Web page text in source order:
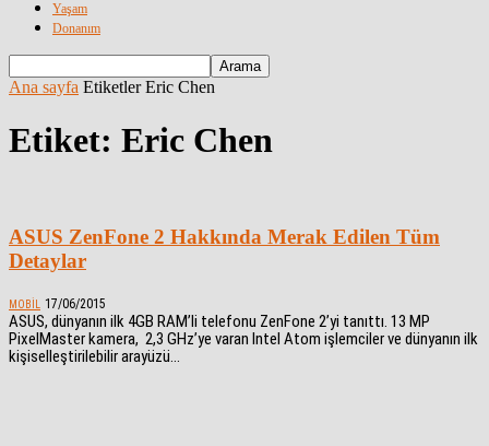
Yaşam
Donanım
Ana sayfa Etiketler Eric Chen
Etiket: Eric Chen
ASUS ZenFone 2 Hakkında Merak Edilen Tüm
Detaylar
MOBIL 17/06/2015
ASUS, dünyanın ilk 4GB RAM’li telefonu ZenFone 2’yi tanıttı. 13 MP
PixelMaster kamera, 2,3 GHz’ye varan Intel Atom işlemciler ve dünyanın ilk
kişiselleştirilebilir arayüzü...